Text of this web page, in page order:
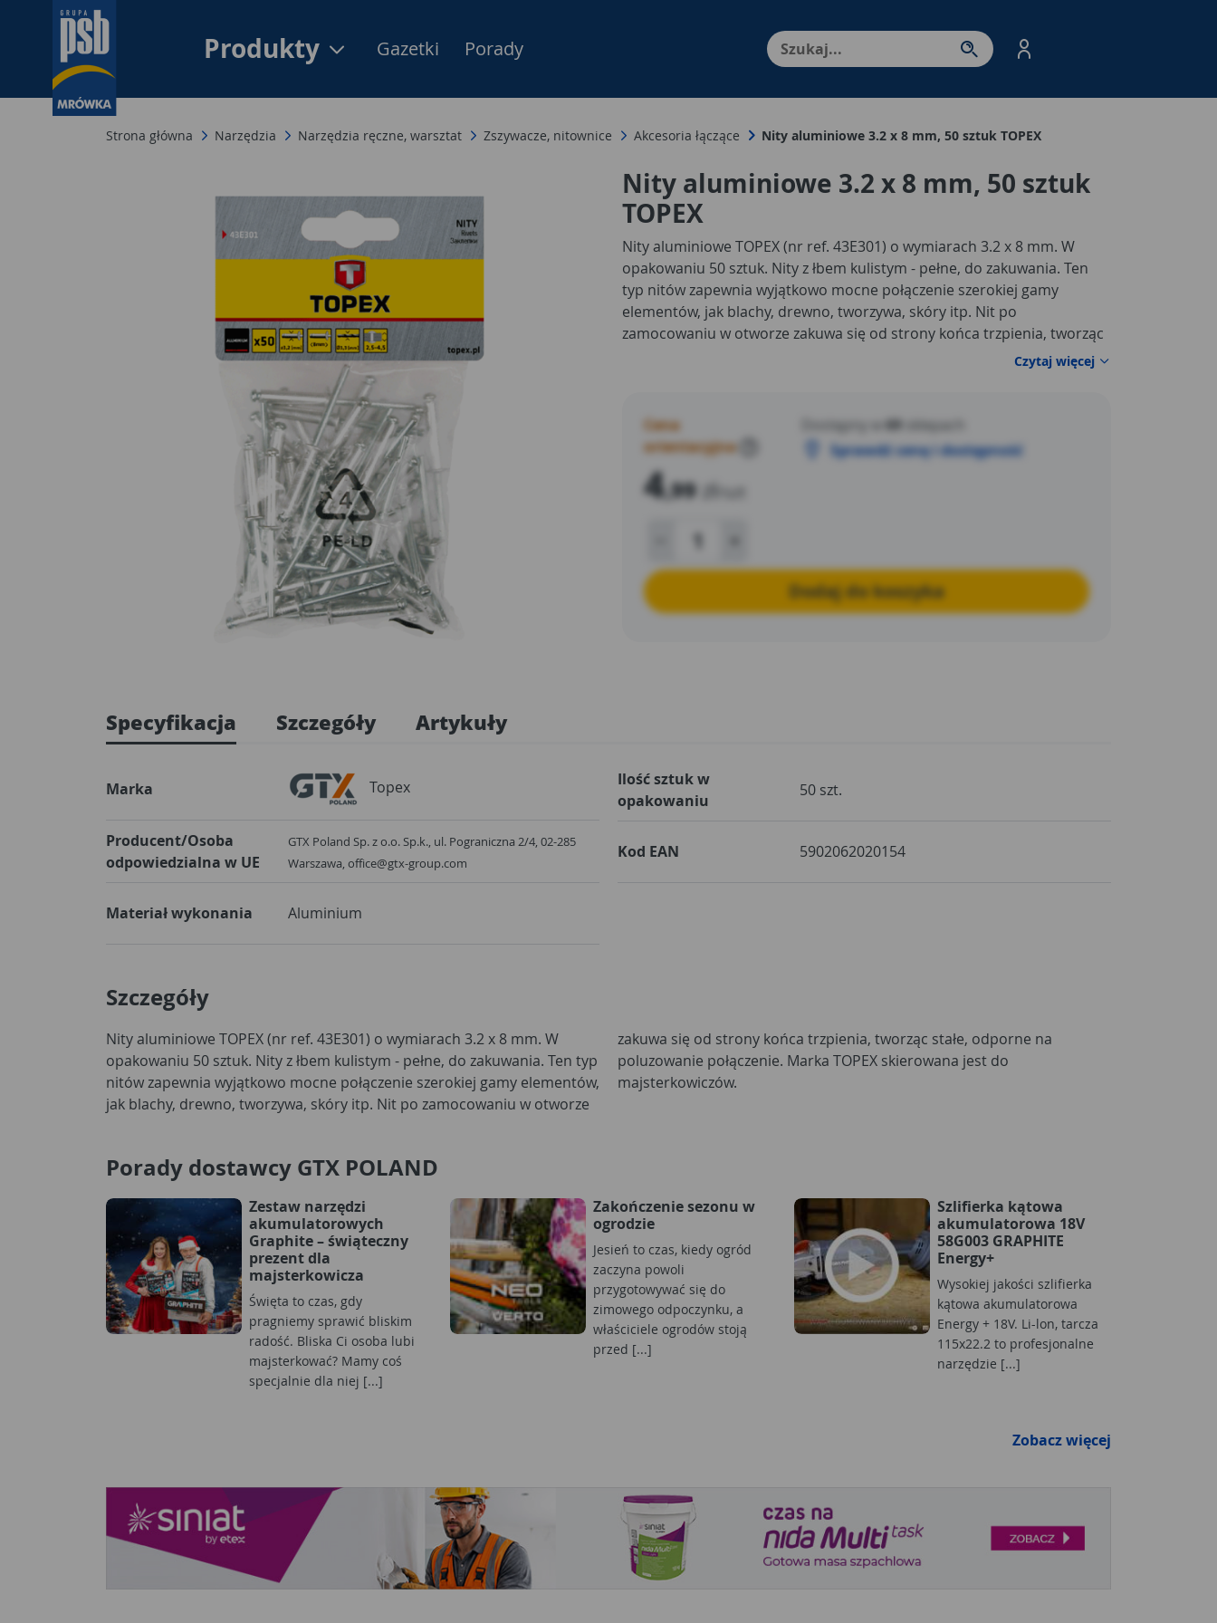
Produkty Menu Produktów, nawigacja: Enter - przejdź do strony produktów. Spacja – otwórz/
Gazetki Porady
Strona główna Narzędzia Narzędzia ręczne, warsztat Zszywacze, nitownice Akcesoria łączące Nity aluminiowe 3.2 x 8 mm, 50 sztuk TOPEX
Nity aluminiowe 3.2 x 8 mm, 50 sztuk
TOPEX
Nity aluminiowe TOPEX (nr ref. 43E301) o wymiarach 3.2 x 8 mm. W
opakowaniu 50 sztuk. Nity z łbem kulistym - pełne, do zakuwania. Ten
typ nitów zapewnia wyjątkowo mocne połączenie szerokiej gamy
elementów, jak blachy, drewno, tworzywa, skóry itp. Nit po
zamocowaniu w otworze zakuwa się od strony końca trzpienia, tworząc
stałe, odporne na poluzowanie połączenie. Marka TOPEX skierowana
Czytaj więcej
Cena
orientacyjna
4,99 zł /szt
Dostępny w 69
sklepach
Sprawdź cenę i dostępność
Dodaj do koszyka
Specyfikacja Szczegóły Artykuły
Marka Topex
Producent/Osoba
odpowiedzialna w UE
GTX Poland Sp. z o.o. Sp.k., ul. Pograniczna 2/4, 02-285
Warszawa, office@gtx-group.com
Materiał wykonania Aluminium
Ilość sztuk w
opakowaniu
50 szt.
Kod EAN 5902062020154
Szczegóły
Nity aluminiowe TOPEX (nr ref. 43E301) o wymiarach 3.2 x 8 mm. W
opakowaniu 50 sztuk. Nity z łbem kulistym - pełne, do zakuwania. Ten typ
nitów zapewnia wyjątkowo mocne połączenie szerokiej gamy elementów,
jak blachy, drewno, tworzywa, skóry itp. Nit po zamocowaniu w otworze
zakuwa się od strony końca trzpienia, tworząc stałe, odporne na
poluzowanie połączenie. Marka TOPEX skierowana jest do
majsterkowiczów.
Porady dostawcy GTX POLAND
Zestaw narzędzi
akumulatorowych
Graphite – świąteczny
prezent dla
majsterkowicza
Święta to czas, gdy
pragniemy sprawić bliskim
radość. Bliska Ci osoba lubi
majsterkować? Mamy coś
specjalnie dla niej [...]
Zakończenie sezonu w
ogrodzie
Jesień to czas, kiedy ogród
zaczyna powoli
przygotowywać się do
zimowego odpoczynku, a
właściciele ogrodów stoją
przed [...]
Szlifierka kątowa
akumulatorowa 18V
58G003 GRAPHITE
Energy+
Wysokiej jakości szlifierka
kątowa akumulatorowa
Energy + 18V. Li-lon, tarcza
115x22.2 to profesjonalne
narzędzie [...]
Zobacz więcej